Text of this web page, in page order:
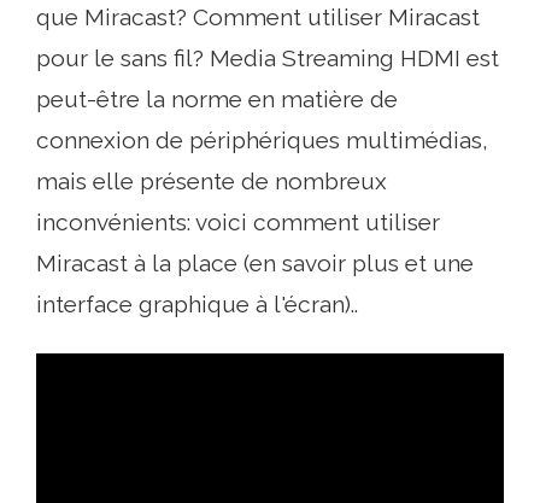
que Miracast? Comment utiliser Miracast
pour le sans fil? Media Streaming HDMI est
peut-être la norme en matière de
connexion de périphériques multimédias,
mais elle présente de nombreux
inconvénients: voici comment utiliser
Miracast à la place (en savoir plus et une
interface graphique à l'écran)..